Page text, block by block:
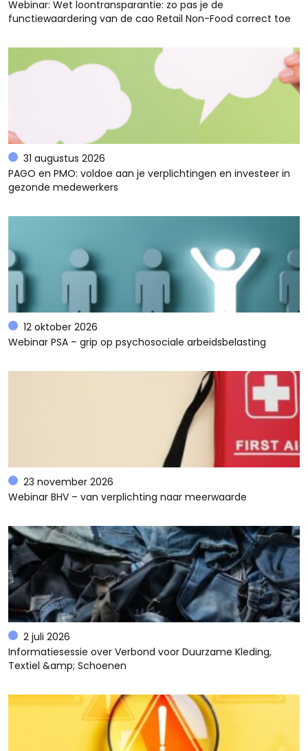
Webinar: Wet loontransparantie: zo pas je de
functiewaardering van de cao Retail Non-Food correct toe
31 augustus 2026
PAGO en PMO: voldoe aan je verplichtingen en investeer in
gezonde medewerkers
12 oktober 2026
Webinar PSA – grip op psychosociale arbeidsbelasting
23 november 2026
Webinar BHV – van verplichting naar meerwaarde
2 juli 2026
Informatiesessie over Verbond voor Duurzame Kleding,
Textiel &amp; Schoenen